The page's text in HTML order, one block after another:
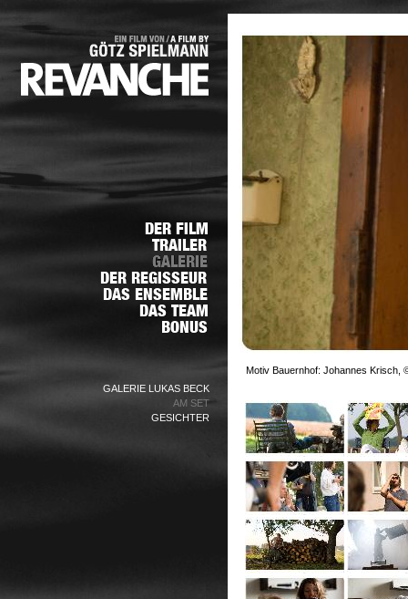
GALERIE LUKAS BECK
AM SET
GESICHTER
Motiv Bauernhof: Johannes Krisch,